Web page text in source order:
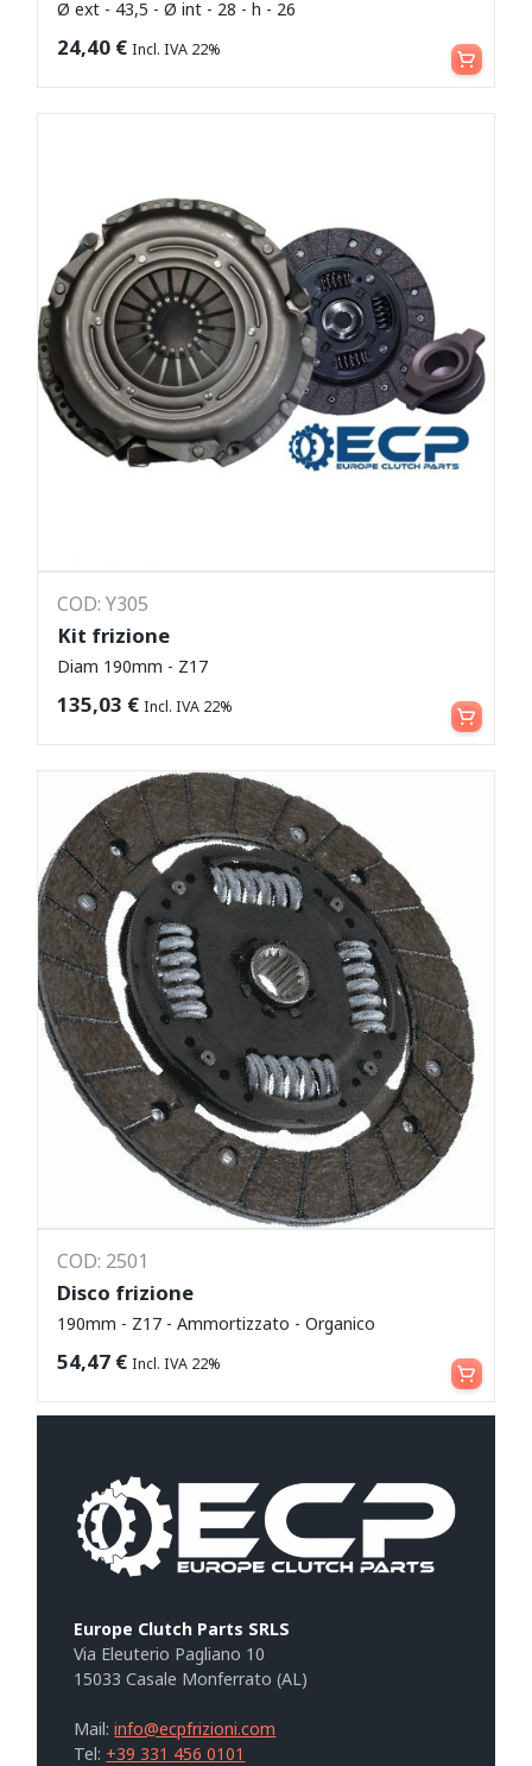
Ø ext - 43,5 - Ø int - 28 - h - 26
24,40 € Incl. IVA 22% Aggiungi al carrello
COD: Y305
Kit frizione
Diam 190mm - Z17
135,03 € Incl. IVA 22% Leggi tutto
COD: 2501
Disco frizione
190mm - Z17 - Ammortizzato - Organico
54,47 € Incl. IVA 22% Leggi tutto
Europe Clutch Parts SRLS
Via Eleuterio Pagliano 10
15033 Casale Monferrato (AL)
Mail:info@ecpfrizioni.com
Tel: +39 331 456 0101